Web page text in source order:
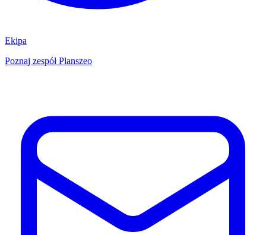
Ekipa
Poznaj zespół Planszeo